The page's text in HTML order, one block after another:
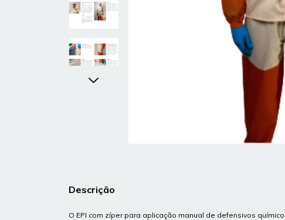
Descrição
O EPI com zíper para aplicação manual de defensivos